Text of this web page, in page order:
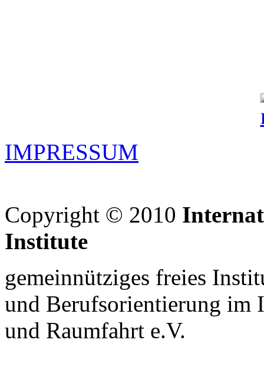
IMPRESSUM
Copyright © 2010
Institute
gemeinnütziges freies
und Berufsorientierung im
und Raumfahrt e.V.